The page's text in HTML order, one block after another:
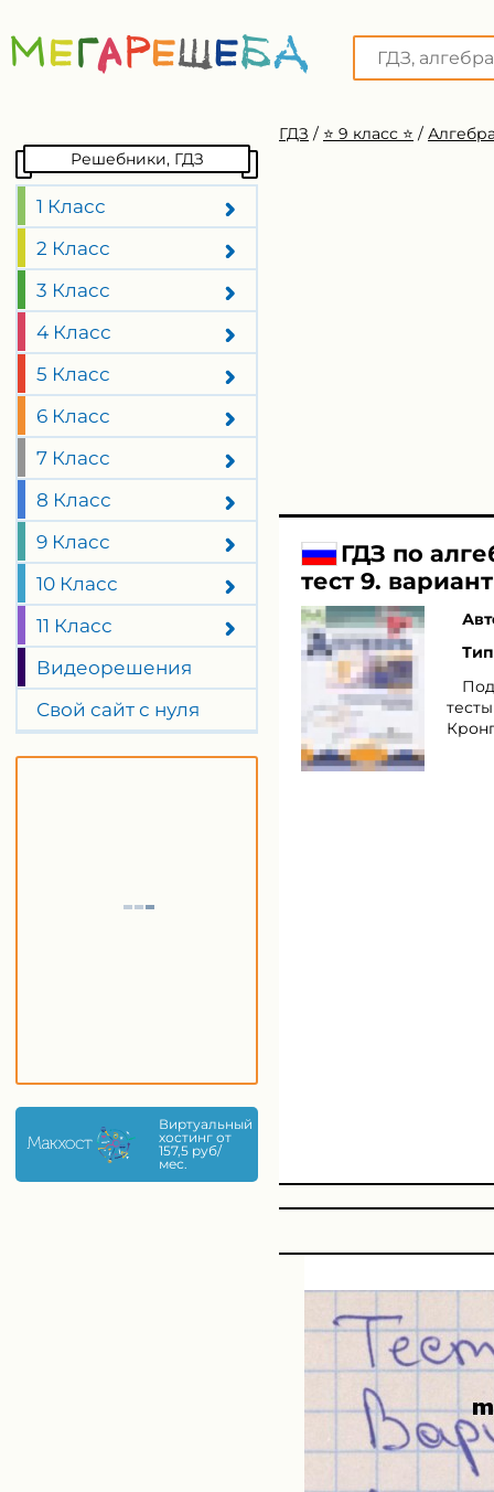
Решебники, ГДЗ
1 Класс
2 Класс
3 Класс
4 Класс
5 Класс
6 Класс
7 Класс
8 Класс
9 Класс
10 Класс
11 Класс
Видеорешения
Свой сайт с нуля
Виртуальный
хостинг от
157,5 руб/
мес.
ГДЗ / ⭐️ 9 класс ⭐️ /
ГДЗ по
тест 9.